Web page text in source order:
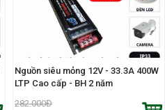
Nguồn siêu mỏng 12V - 33.3A 400W
LTP Cao cấp - BH 2 năm
282.000Đ